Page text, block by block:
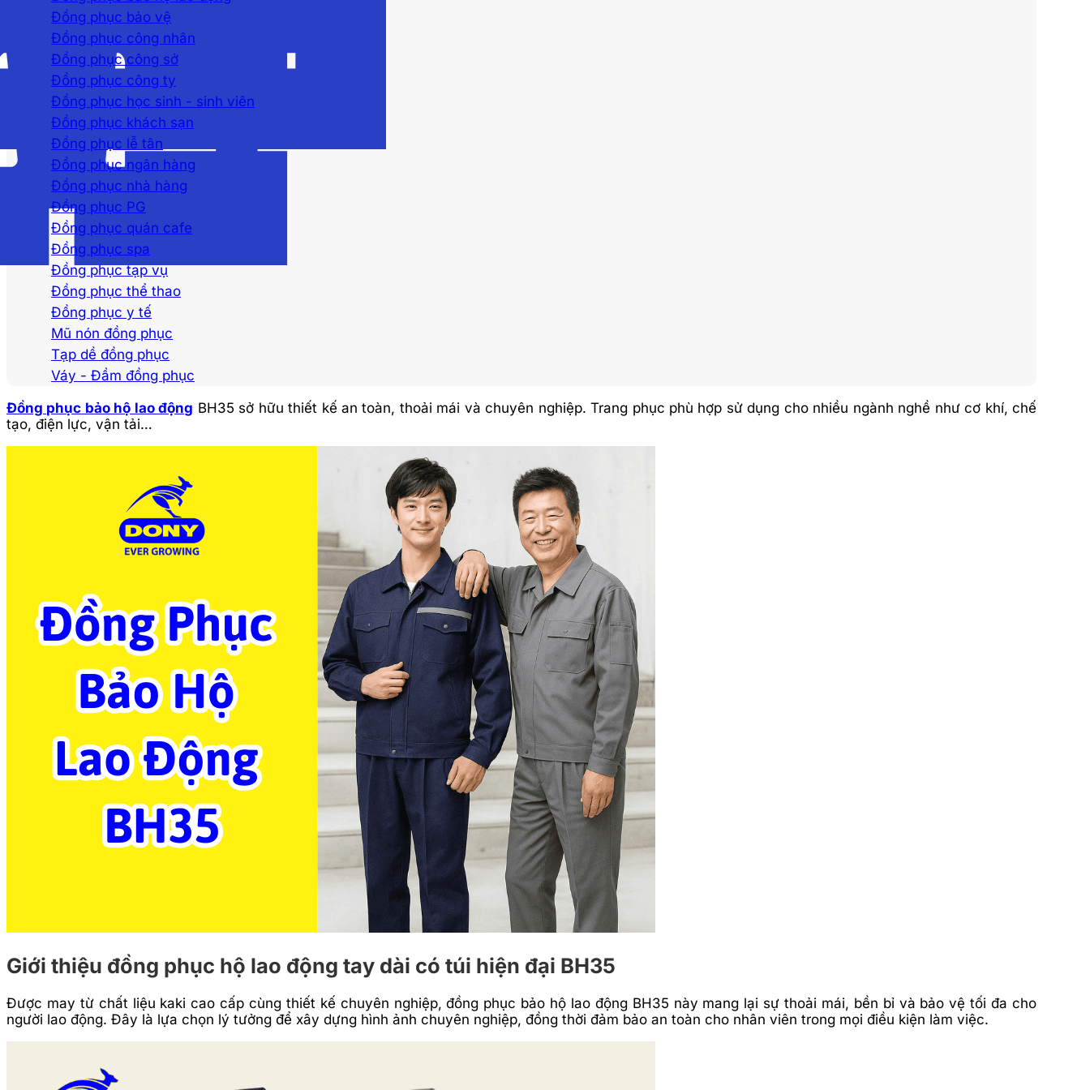
Đồng phục bảo vệ
Đồng phục công nhân
Đồng phục công sở
Đồng phục công ty
Đồng phục học sinh - sinh viên
Đồng phục khách sạn
Đồng phục lễ tân
Đồng phục ngân hàng
Đồng phục nhà hàng
Đồng phục PG
Đồng phục quán cafe
Đồng phục spa
Đồng phục tạp vụ
Đồng phục thể thao
Đồng phục y tế
Mũ nón đồng phục
Tạp dề đồng phục
Váy - Đầm đồng phục
Đồng phục bảo hộ lao động BH35 sở hữu thiết kế an toàn, thoải mái và chuyên nghiệp. Trang phục phù hợp sử dụng cho nhiều ngành nghề như cơ khí, chế
tạo, điện lực, vận tải…
Giới thiệu đồng phục hộ lao động tay dài có túi hiện đại BH35
Được may từ chất liệu kaki cao cấp cùng thiết kế chuyên nghiệp, đồng phục bảo hộ lao động BH35 này mang lại sự thoải mái, bền bỉ và bảo vệ tối đa cho
người lao động. Đây là lựa chọn lý tưởng để xây dựng hình ảnh chuyên nghiệp, đồng thời đảm bảo an toàn cho nhân viên trong mọi điều kiện làm việc.